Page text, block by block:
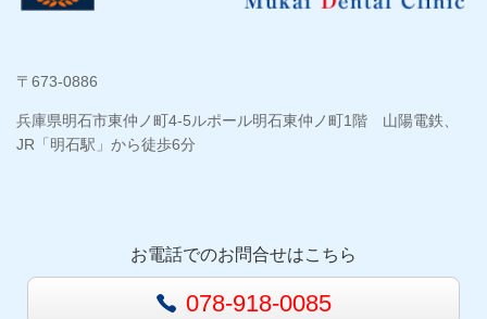
〒673-0886
兵庫県明石市東仲ノ町4-5ルポール明石東仲ノ町1階 山陽電鉄、
JR「明石駅」から徒歩6分
お電話でのお問合せはこちら
078-918-0085